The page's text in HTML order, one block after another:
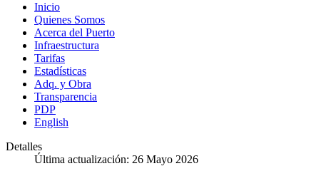
Inicio
Quienes Somos
Acerca del Puerto
Infraestructura
Tarifas
Estadísticas
Adq. y Obra
Transparencia
PDP
English
Detalles
Última actualización: 26 Mayo 2026